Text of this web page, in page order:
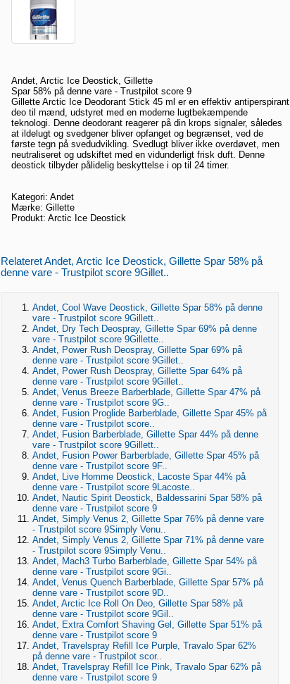
Andet, Arctic Ice Deostick, Gillette
Spar 58% på denne vare - Trustpilot score 9
Gillette Arctic Ice Deodorant Stick 45 ml er en effektiv antiperspirant
deo til mænd, udstyret med en moderne lugtbekæmpende
teknologi. Denne deodorant reagerer på din krops signaler, således
at ildelugt og svedgener bliver opfanget og begrænset, ved de
første tegn på svedudvikling. Svedlugt bliver ikke overdøvet, men
neutraliseret og udskiftet med en vidunderligt frisk duft. Denne
deostick tilbyder pålidelig beskyttelse i op til 24 timer.
Kategori: Andet
Mærke: Gillette
Produkt: Arctic Ice Deostick
Relateret Andet, Arctic Ice Deostick, Gillette Spar 58% på
denne vare - Trustpilot score 9Gillet..
Andet, Cool Wave Deostick, Gillette Spar 58% på denne
vare - Trustpilot score 9Gillett..
Andet, Dry Tech Deospray, Gillette Spar 69% på denne
vare - Trustpilot score 9Gillette..
Andet, Power Rush Deospray, Gillette Spar 69% på
denne vare - Trustpilot score 9Gillet..
Andet, Power Rush Deospray, Gillette Spar 64% på
denne vare - Trustpilot score 9Gillet..
Andet, Venus Breeze Barberblade, Gillette Spar 47% på
denne vare - Trustpilot score 9G..
Andet, Fusion Proglide Barberblade, Gillette Spar 45% på
denne vare - Trustpilot score..
Andet, Fusion Barberblade, Gillette Spar 44% på denne
vare - Trustpilot score 9Gillett..
Andet, Fusion Power Barberblade, Gillette Spar 45% på
denne vare - Trustpilot score 9F..
Andet, Live Homme Deostick, Lacoste Spar 44% på
denne vare - Trustpilot score 9Lacoste..
Andet, Nautic Spirit Deostick, Baldessarini Spar 58% på
denne vare - Trustpilot score 9
Andet, Simply Venus 2, Gillette Spar 76% på denne vare
- Trustpilot score 9Simply Venu..
Andet, Simply Venus 2, Gillette Spar 71% på denne vare
- Trustpilot score 9Simply Venu..
Andet, Mach3 Turbo Barberblade, Gillette Spar 54% på
denne vare - Trustpilot score 9Gi..
Andet, Venus Quench Barberblade, Gillette Spar 57% på
denne vare - Trustpilot score 9D..
Andet, Arctic Ice Roll On Deo, Gillette Spar 58% på
denne vare - Trustpilot score 9Gil..
Andet, Extra Comfort Shaving Gel, Gillette Spar 51% på
denne vare - Trustpilot score 9
Andet, Travelspray Refill Ice Purple, Travalo Spar 62%
på denne vare - Trustpilot scor..
Andet, Travelspray Refill Ice Pink, Travalo Spar 62% på
denne vare - Trustpilot score 9